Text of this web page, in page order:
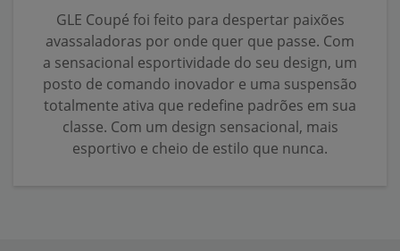
GLE Coupé foi feito para despertar paixões
avassaladoras por onde quer que passe. Com
a sensacional esportividade do seu design, um
posto de comando inovador e uma suspensão
totalmente ativa que redefine padrões em sua
classe. Com um design sensacional, mais
esportivo e cheio de estilo que nunca.